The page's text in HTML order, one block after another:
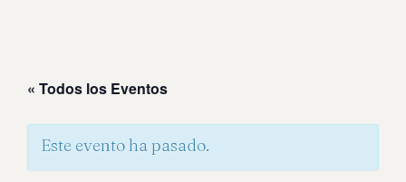
« Todos los Eventos
Este evento ha pasado.